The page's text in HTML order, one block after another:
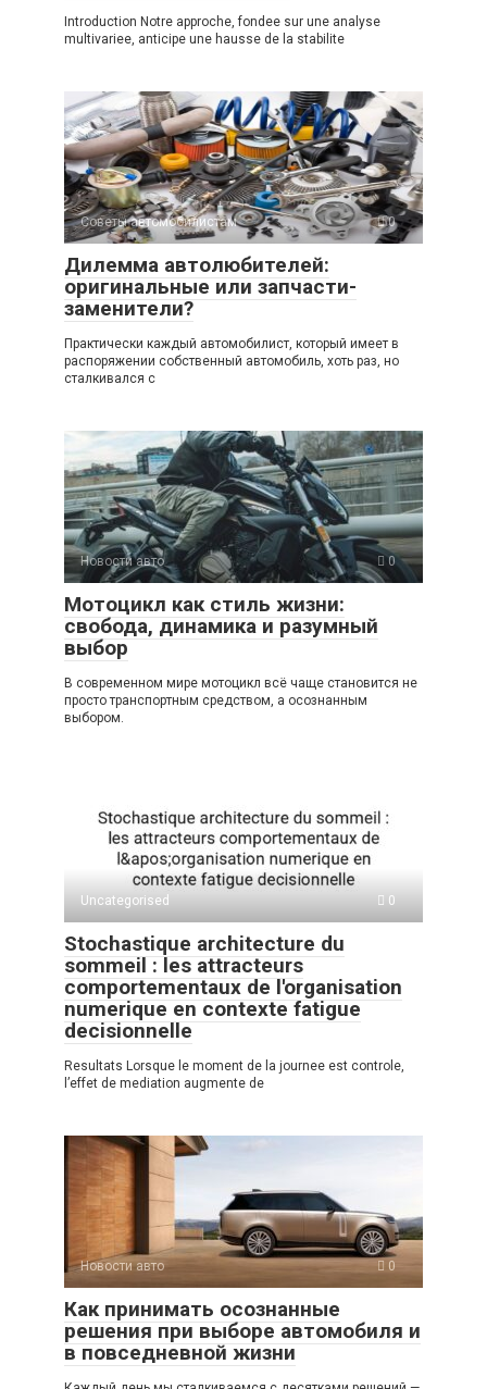
Introduction Notre approche, fondee sur une analyse
multivariee, anticipe une hausse de la stabilite
Советы автомобилистам 0
Дилемма автолюбителей:
оригинальные или запчасти-
заменители?
Практически каждый автомобилист, который имеет в
распоряжении собственный автомобиль, хоть раз, но
сталкивался с
Новости авто 0
Мотоцикл как стиль жизни:
свобода, динамика и разумный
выбор
В современном мире мотоцикл всё чаще становится не
просто транспортным средством, а осознанным
выбором.
Uncategorised 0
Stochastique architecture du
sommeil : les attracteurs
comportementaux de l'organisation
numerique en contexte fatigue
decisionnelle
Resultats Lorsque le moment de la journee est controle,
l’effet de mediation augmente de
Новости авто 0
Как принимать осознанные
решения при выборе автомобиля и
в повседневной жизни